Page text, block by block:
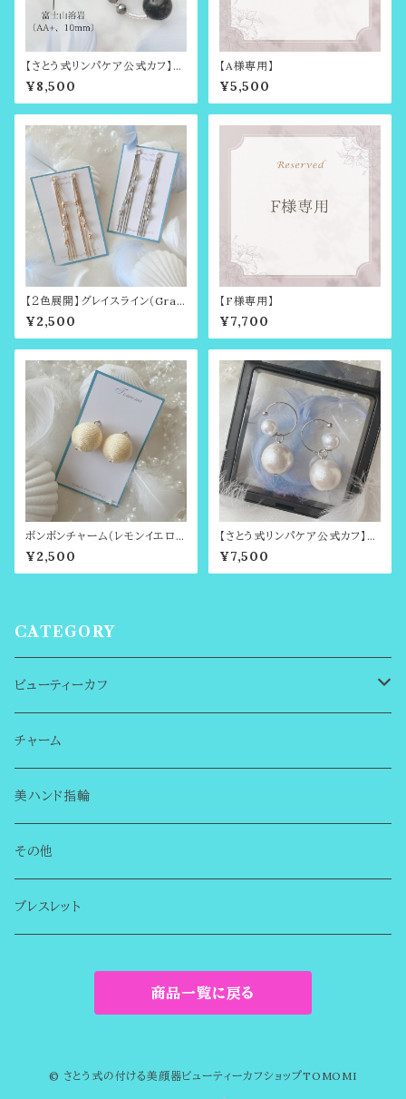
【さとう式リンパケア公式カフ】金
属アレルギー対応【トリニティ・ヴ
ァイブ】電磁波対策・希少価値の
高い富士山溶岩のビューティー
式リンパケアの理論に基づいた
イヤーアクセサリー）
¥8,500
【A様専用】
¥5,500
【２色展開】グレイスライン（Grac
e Line）さとう式アクセサリー専
用チャーム（ビューティーカフ・イ
ヤークリップ）
¥2,500
【F様専用】
¥7,700
ボンボンチャーム（レモンイエロ
ー）さとう式アクセサリー専用チ
ャーム
¥2,500
【さとう式リンパケア公式カフ】コ
ットンパールのチャーム付きシン
プルビューティーカフ（さとう式イ
ヤーカフ）シルバーカラー
¥7,500
CATEGORY
ビューティーカフ
はじめての方へ
シンプルカフ
チャーム無し
チャーム付き
誕生石のビューティーカフ
まるでイヤリングのようなイヤーカフ
金属アレルギー対応
チャーム
美ハンド指輪
その他
ブレスレット
商品一覧に戻る
© さとう式の付ける美顔器ビューティーカフショップTOMOMI